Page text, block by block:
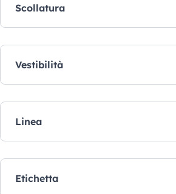
Scollatura
Vestibilità
Linea
Etichetta